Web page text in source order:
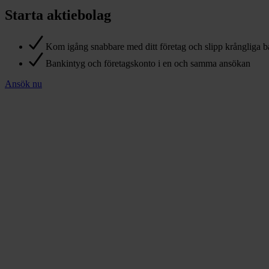
Starta aktiebolag
Kom igång snabbare med ditt företag och slipp krångliga
Bankintyg och företagskonto i en och samma ansökan
Ansök nu